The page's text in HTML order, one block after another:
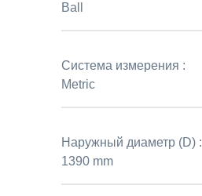
Ball
Система измерения :
Metric
Наружный диаметр (D) :
1390 mm